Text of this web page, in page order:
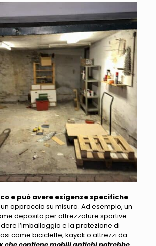
e può avere esigenze specifiche
approccio su misura. Ad esempio, un
deposito per attrezzature sportive
l’imballaggio e la protezione di
come biciclette, kayak o attrezzi da